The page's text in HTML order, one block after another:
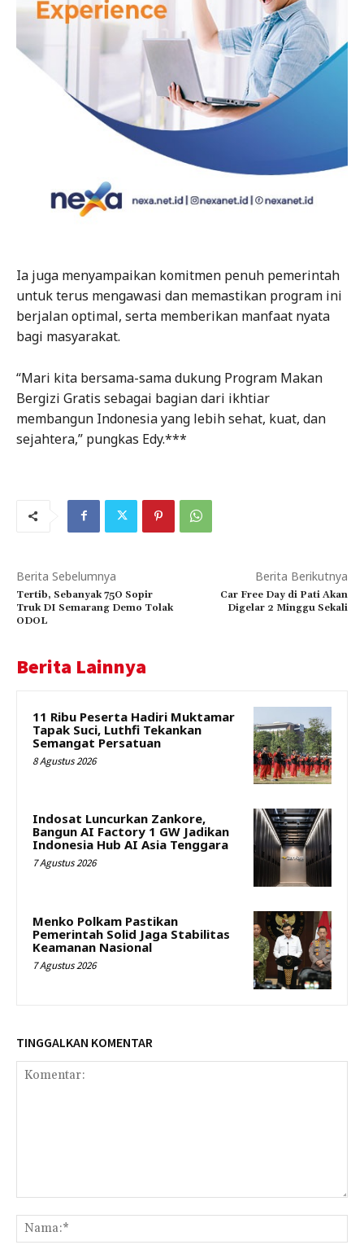
Ia juga menyampaikan komitmen penuh pemerintah
untuk terus mengawasi dan memastikan program ini
berjalan optimal, serta memberikan manfaat nyata
bagi masyarakat.
“Mari kita bersama-sama dukung Program Makan
Bergizi Gratis sebagai bagian dari ikhtiar
membangun Indonesia yang lebih sehat, kuat, dan
sejahtera,” pungkas Edy.***
Berita Sebelumnya
Tertib, Sebanyak 75O Sopir
Truk DI Semarang Demo Tolak
ODOL
Berita Berikutnya
Car Free Day di Pati Akan
Digelar 2 Minggu Sekali
Berita Lainnya
11 Ribu Peserta Hadiri Muktamar
Tapak Suci, Luthfi Tekankan
Semangat Persatuan
8 Agustus 2026
Indosat Luncurkan Zankore,
Bangun AI Factory 1 GW Jadikan
Indonesia Hub AI Asia Tenggara
7 Agustus 2026
Menko Polkam Pastikan
Pemerintah Solid Jaga Stabilitas
Keamanan Nasional
7 Agustus 2026
TINGGALKAN KOMENTAR